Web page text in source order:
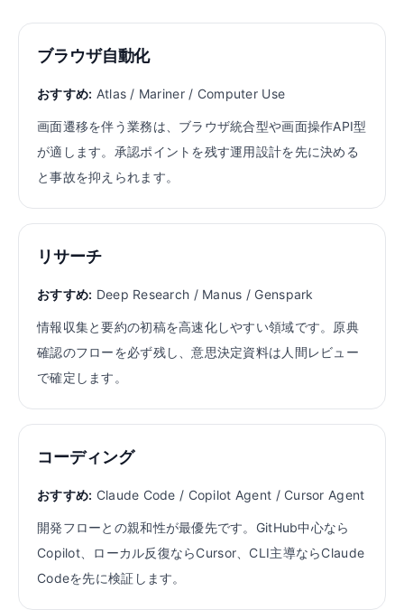
ブラウザ自動化
おすすめ: Atlas / Mariner / Computer Use
画面遷移を伴う業務は、ブラウザ統合型や画面操作API型
が適します。承認ポイントを残す運用設計を先に決める
と事故を抑えられます。
リサーチ
おすすめ: Deep Research / Manus / Genspark
情報収集と要約の初稿を高速化しやすい領域です。原典
確認のフローを必ず残し、意思決定資料は人間レビュー
で確定します。
コーディング
おすすめ: Claude Code / Copilot Agent / Cursor Agent
開発フローとの親和性が最優先です。GitHub中心なら
Copilot、ローカル反復ならCursor、CLI主導ならClaude
Codeを先に検証します。